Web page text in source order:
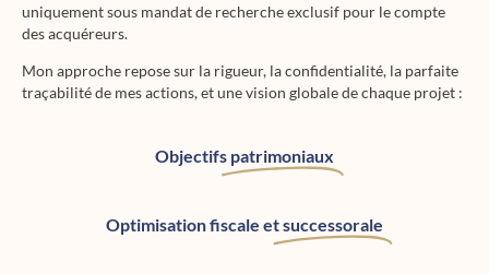
uniquement sous mandat de recherche exclusif pour le compte
des acquéreurs.
Mon approche repose sur la rigueur, la confidentialité, la parfaite
traçabilité de mes actions, et une vision globale de chaque projet :
Objectifs patrimoniaux
Optimisation fiscale etsuccessorale